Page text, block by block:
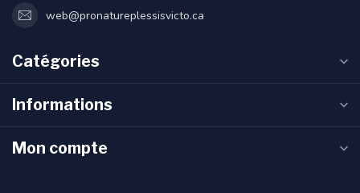
web@pronatureplessisvicto.ca
Catégories
Informations
Mon compte